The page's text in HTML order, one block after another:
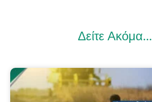
Δείτε Ακόμα...